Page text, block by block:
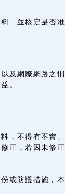
，並核定是否准
及網際網路之慣
。
，不得有不實、
正，若因未修正
或防護措施，本